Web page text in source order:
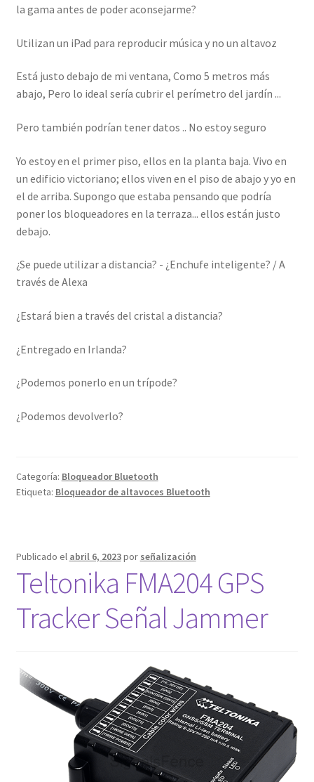
la gama antes de poder aconsejarme?
Utilizan un iPad para reproducir música y no un altavoz
Está justo debajo de mi ventana, Como 5 metros más
abajo, Pero lo ideal sería cubrir el perímetro del jardín ...
Pero también podrían tener datos .. No estoy seguro
Yo estoy en el primer piso, ellos en la planta baja. Vivo en
un edificio victoriano; ellos viven en el piso de abajo y yo en
el de arriba. Supongo que estaba pensando que podría
poner los bloqueadores en la terraza... ellos están justo
debajo.
¿Se puede utilizar a distancia? - ¿Enchufe inteligente? / A
través de Alexa
¿Estará bien a través del cristal a distancia?
¿Entregado en Irlanda?
¿Podemos ponerlo en un trípode?
¿Podemos devolverlo?
Categoría: Bloqueador Bluetooth
Etiqueta: Bloqueador de altavoces Bluetooth
Publicado el abril 6, 2023por señalización
Teltonika FMA204 GPS
Tracker Señal Jammer